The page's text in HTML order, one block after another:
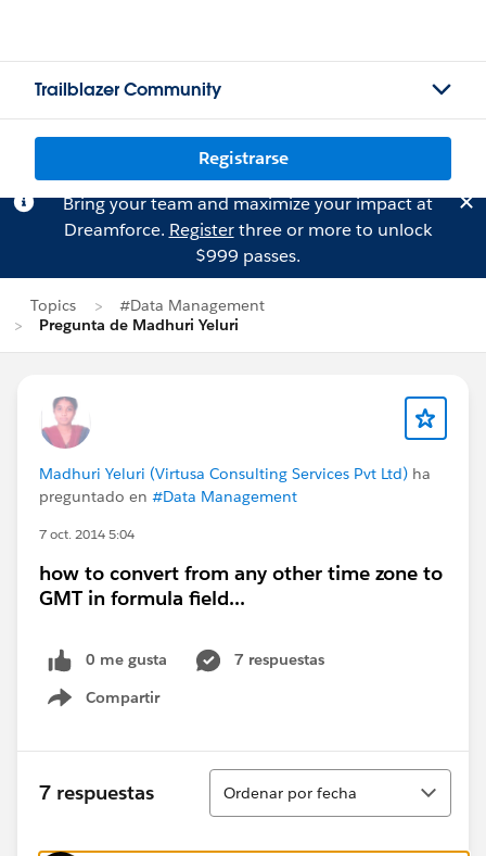
Trailblazer Community
Registrarse
Bring your team and maximize your impact at
Dreamforce. Registerthree or more to unlock
$999 passes.
Topics
#Data Management
Pregunta de Madhuri Yeluri
Madhuri Yeluri (Virtusa Consulting Services Pvt Ltd) ha
preguntado en #Data Management
7 oct. 2014 5:04
how to convert from any other time zone to
GMT in formula field...
0 me gusta
7 respuestas
Compartir
Show menu
7 respuestas
Ordenar
Ordenar por fecha